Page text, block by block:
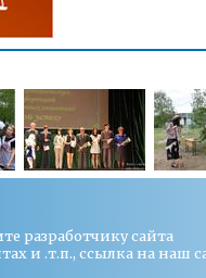
разработчику сайта
и .т.п., ссылка на наш